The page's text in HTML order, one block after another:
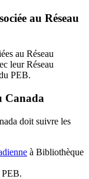
au Réseau
au Réseau
leur Réseau
PEB.
Canada
doit suivre les
à Bibliothèque
PEB.